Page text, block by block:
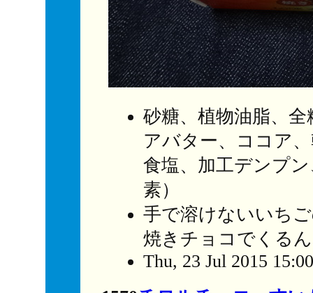
砂糖、植物油脂、
アバター、ココア
食塩、加工デンプ
素）
手で溶けないいち
焼きチョコでくる
Thu, 23 Jul 2015